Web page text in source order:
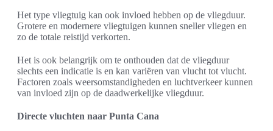
Het type vliegtuig kan ook invloed hebben op de vliegduur.
Grotere en modernere vliegtuigen kunnen sneller vliegen en
zo de totale reistijd verkorten.
Het is ook belangrijk om te onthouden dat de vliegduur
slechts een indicatie is en kan variëren van vlucht tot vlucht.
Factoren zoals weersomstandigheden en luchtverkeer kunnen
van invloed zijn op de daadwerkelijke vliegduur.
Directe vluchten naar Punta Cana